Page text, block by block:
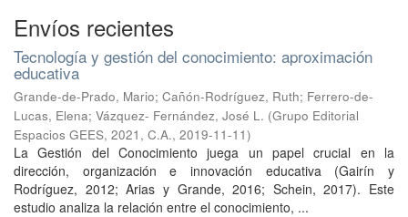
Envíos recientes
Tecnología y gestión del conocimiento: aproximación
educativa
Grande-de-Prado, Mario; Cañón-Rodríguez, Ruth; Ferrero-de-
Lucas, Elena; Vázquez- Fernández, José L. (Grupo Editorial
Espacios GEES, 2021, C.A., 2019-11-11)
La Gestión del Conocimiento juega un papel crucial en la
dirección, organización e innovación educativa (Gairín y
Rodríguez, 2012; Arias y Grande, 2016; Schein, 2017). Este
estudio analiza la relación entre el conocimiento, ...